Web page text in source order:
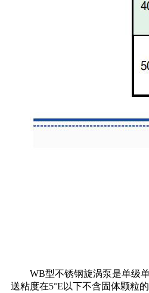
WB型不锈钢旋涡泵是单级
送粘度在5°E以下不含固体颗粒